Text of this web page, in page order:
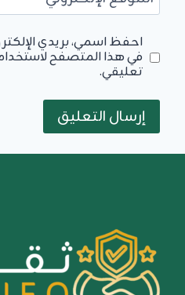
احفظ اسمي، بريدي
في هذا المتصفح
تعليقي.